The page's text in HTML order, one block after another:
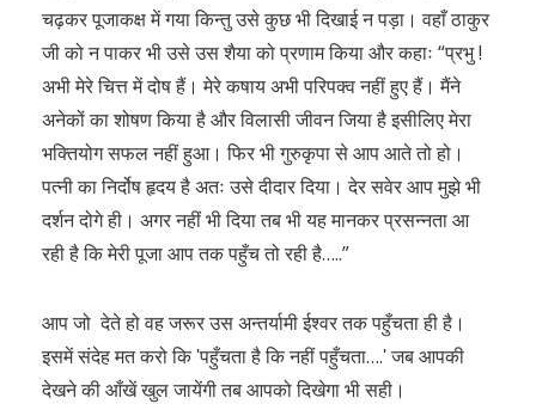
चढ़कर पूजाकक्ष में गया किन्तु उसे कुछ भी दिखाई न पड़ा। वहाँ ठाकुर
जी को न पाकर भी उसे उस शैया को प्रणाम किया और कहाः “प्रभु !
अभी मेरे चित्त में दोष हैं। मेरे कषाय अभी परिपक्व नहीं हुए हैं। मैंने
अनेकों का शोषण किया है और विलासी जीवन जिया है इसीलिए मेरा
भक्तियोग सफल नहीं हुआ। फिर भी गुरुकृपा से आप आते तो हो।
पत्नी का निर्दोष हृदय है अतः उसे दीदार दिया। देर सवेर आप मुझे भी
दर्शन दोगे ही। अगर नहीं भी दिया तब भी यह मानकर प्रसन्नता आ
रही है कि मेरी पूजा आप तक पहुँच तो रही है…..”
आप जो देते हो वह जरूर उस अन्तर्यामी ईश्वर तक पहुँचता ही है।
इसमें संदेह मत करो कि ʹपहुँचता है कि नहीं पहुँचता….ʹ जब आपकी
देखने की आँखें खुल जायेंगी तब आपको दिखेगा भी सही।